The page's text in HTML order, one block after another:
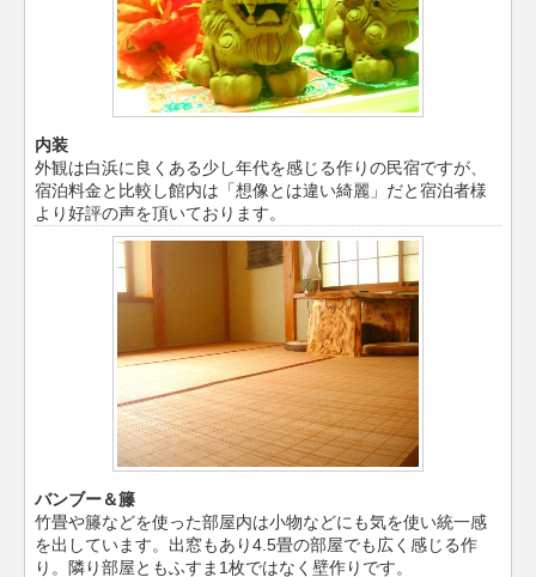
内装
外観は白浜に良くある少し年代を感じる作りの民宿ですが、
宿泊料金と比較し館内は「想像とは違い綺麗」だと宿泊者様
より好評の声を頂いております。
バンブー＆籐
竹畳や籐などを使った部屋内は小物などにも気を使い統一感
を出しています。出窓もあり4.5畳の部屋でも広く感じる作
り。隣り部屋ともふすま1枚ではなく壁作りです。